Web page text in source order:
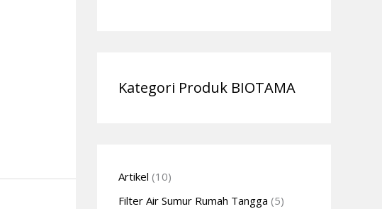
Kategori Produk BIOTAMA
Artikel (10)
Filter Air Sumur Rumah Tangga (5)